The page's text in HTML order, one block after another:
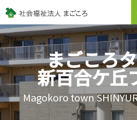
まごころ
新百合ケ丘
Magokoro town